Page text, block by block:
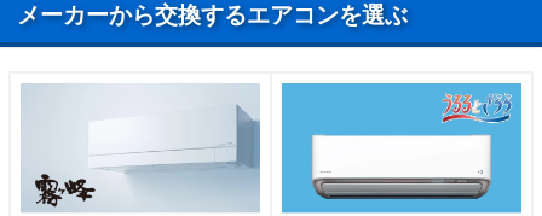
メーカーから交換するエアコンを選ぶ